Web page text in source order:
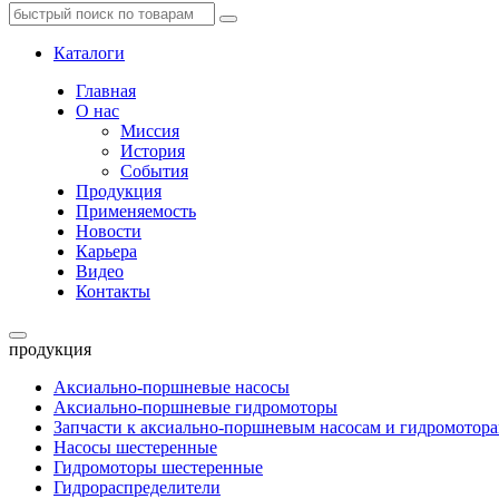
Каталоги
Главная
О нас
Миссия
История
События
Продукция
Применяемость
Новости
Карьера
Видео
Контакты
продукция
Аксиально-поршневые насосы
Аксиально-поршневые гидромоторы
Запчасти к аксиально-поршневым насосам и
Насосы шестеренные
Гидромоторы шестеренные
Гидрораспределители